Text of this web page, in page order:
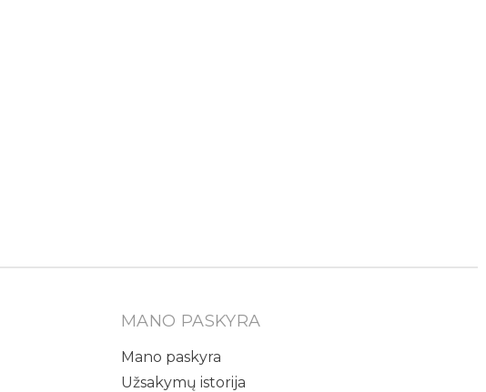
MANO PASKYRA
Mano paskyra
Užsakymų istorija